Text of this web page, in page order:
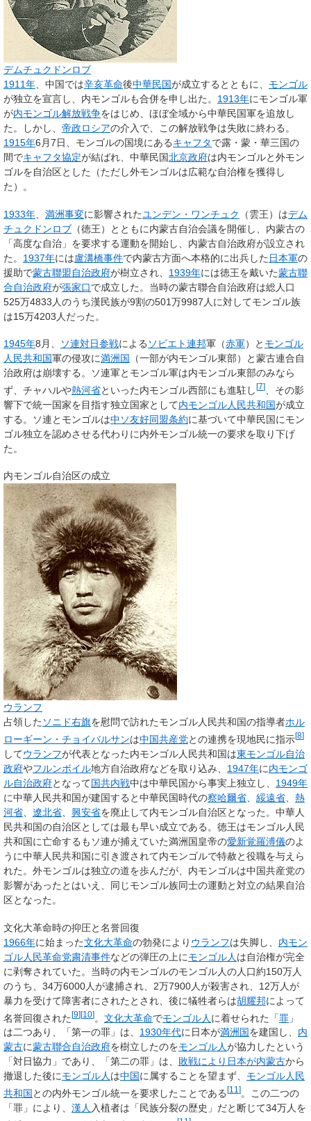
デムチュクドンロブ
1911年 、中国では辛亥革命後中華民国が成立するとともに、 モンゴル
が独立を宣言し、内モンゴルも合併を申し出た。 1913年にモンゴル軍
が内モンゴル解放戦争をはじめ、ほぼ全域から中華民国軍を追放し
た。しかし、 帝政ロシアの介入で、この解放戦争は失敗に終わる。
1915年6月7日、モンゴルの国境にあるキャフタで露・蒙・華三国の
間でキャフタ協定が結ばれ、中華民国北京政府は内モンゴルと外モン
ゴルを自治区とした（ただし外モンゴルは広範な自治権を獲得し
た）。
1933年 満洲事変に影響されたユンデン・ワンチュク （雲王）はデム
チュクドンロブ （徳王）とともに内蒙古自治会議を開催し、内蒙古の
「高度な自治」を要求する運動を開始し、内蒙古自治政府が設立され
た。 1937年には盧溝橋事件で内蒙古方面へ本格的に出兵した 日本軍の
援助で蒙古聯盟自治政府が樹立され、 1939年には徳王を戴いた蒙古聯
合自治政府が張家口で成立した。当時の蒙古聯合自治政府は総人口
525万4833人のうち漢民族が9割の501万9987人に対してモンゴル族
は15万4203人だった。
1945年8月、 ソ連対日参戦による ソビエト連邦軍（赤軍）と モンゴル
人民共和国軍の侵攻に満洲国
（一部が内モンゴル東部）と蒙古連合自
治政府は崩壊する。ソ連軍とモンゴル軍は内モンゴル東部のみなら
ず、チャハルや熱河省といった内モンゴル西部にも進駐し [7]
、その影
響下で統一国家を目指す独立国家として内モンゴル人民共和国が成立
する。ソ連とモンゴルは中ソ友好同盟条約に基づいて中華民国にモン
ゴル独立を認めさせる代わりに内外モンゴル統一の要求を取り下げ
た。
内モンゴル自治区の成立
ウランフ
占領した ソニド右旗を慰問で訪れたモンゴル人民共和国の指導者ホル
ローギーン・チョイバルサンは中国共産党との連携を現地民に指示[8]
してウランフが代表となった内モンゴル人民共和国は東モンゴル自治
政府やフルンボイル地方自治政府などを取り込み、 1947年に内モンゴ
ル自治政府となって国共内戦中は中華民国から事実上独立し、 1949年
に中華人民共和国が建国すると中華民国時代の察哈爾省 綏遠省
熱
河省
遼北省 興安省を廃止して内モンゴル自治区となった。中華人
民共和国の自治区としては最も早い成立である。徳王はモンゴル人民
共和国に亡命するもソ連が捕えていた満洲国皇帝の愛新覚羅溥儀のよ
うに中華人民共和国に引き渡されて内モンゴルで特赦と役職を与えら
れた。外モンゴルは独立の道を歩んだが、内モンゴルは中国共産党の
影響があったとはいえ、同じモンゴル族同士の運動と対立の結果自治
区となった。
文化大革命時の抑圧と名誉回復
1966年に始まった文化大革命の勃発により ウランフは失脚し、 内モン
ゴル人民革命党粛清事件などの弾圧の上にモンゴル人 は自治権が完全
に剥奪されていた。当時の内モンゴルのモンゴル人の人口約150万人
のうち、34万6000人が逮捕され、2万7900人が殺害され、12万人が
暴力を受けて障害者にされたとされ、後に犠牲者らは胡耀邦によって
名誉回復された[9][10]。 文化大革命でモンゴル人 に着せられた「罪 」
は二つあり、「第一の罪」は、 1930年代に日本が満洲国を建国し、 内
蒙古に蒙古聯合自治政府を樹立したのをモンゴル人が協力したという
「対日協力」であり、「第二の罪」は、 敗戦により日本が内蒙古から
撤退した後にモンゴル人は中国に属することを望まず、 モンゴル人民
共和国 との内外モンゴル統一を要求したことである [11 ] 。この二つの
「罪」により、 漢人 入植者は「民族分裂の歴史」だと断じて34万人を